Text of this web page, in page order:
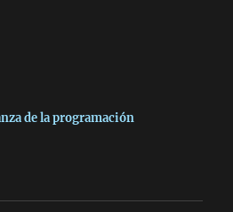
de la programación